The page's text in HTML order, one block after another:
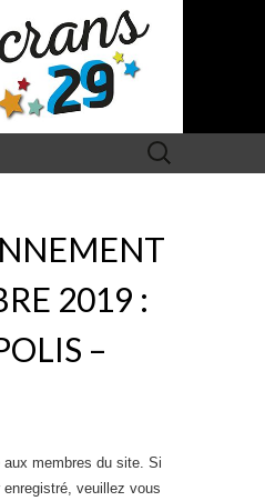
Rechercher :
2019 :
–
membres du site. Si
veuillez vous